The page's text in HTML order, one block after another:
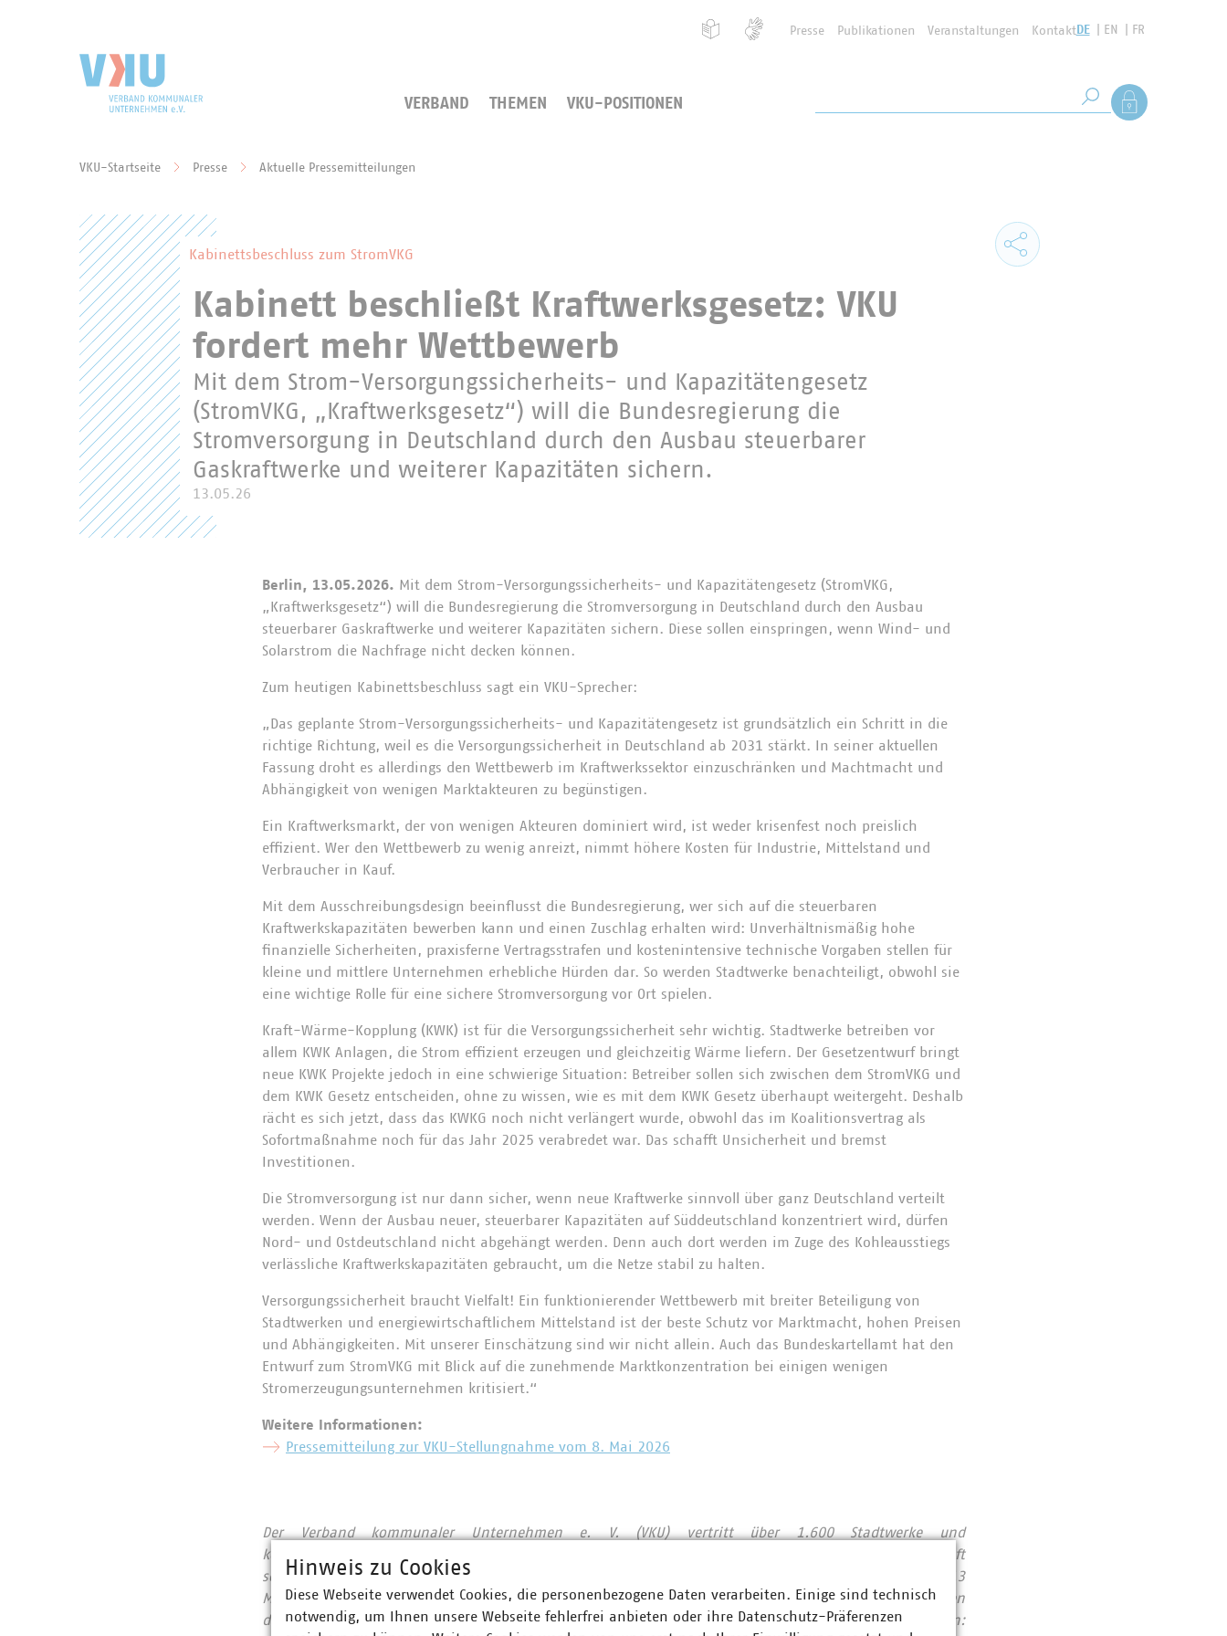
Presse Publikationen Veranstaltungen KontaktDE EN FR
VERBAND THEMEN VKU-POSITIONEN Suche starten
Als Mitglied
VKU-Startseite Presse Aktuelle Pressemitteilungen
Kabinettsbeschluss zum StromVKG
Kabinett beschließt Kraftwerksgesetz: VKU
fordert mehr Wettbewerb
Mit dem Strom-Versorgungssicherheits- und Kapazitätengesetz
(StromVKG, „Kraftwerksgesetz“) will die Bundesregierung die
Stromversorgung in Deutschland durch den Ausbau steuerbarer
Gaskraftwerke und weiterer Kapazitäten sichern.
13.05.26
Berlin, 13.05.2026. Mit dem Strom-Versorgungssicherheits- und Kapazitätengesetz (StromVKG,
„Kraftwerksgesetz“) will die Bundesregierung die Stromversorgung in Deutschland durch den Ausbau
steuerbarer Gaskraftwerke und weiterer Kapazitäten sichern. Diese sollen einspringen, wenn Wind- und
Solarstrom die Nachfrage nicht decken können.
Zum heutigen Kabinettsbeschluss sagt ein VKU-Sprecher:
„Das geplante Strom-Versorgungssicherheits- und Kapazitätengesetz ist grundsätzlich ein Schritt in die
richtige Richtung, weil es die Versorgungssicherheit in Deutschland ab 2031 stärkt. In seiner aktuellen
Fassung droht es allerdings den Wettbewerb im Kraftwerkssektor einzuschränken und Machtmacht und
Abhängigkeit von wenigen Marktakteuren zu begünstigen.
Ein Kraftwerksmarkt, der von wenigen Akteuren dominiert wird, ist weder krisenfest noch preislich
effizient. Wer den Wettbewerb zu wenig anreizt, nimmt höhere Kosten für Industrie, Mittelstand und
Verbraucher in Kauf.
Mit dem Ausschreibungsdesign beeinflusst die Bundesregierung, wer sich auf die steuerbaren
Kraftwerkskapazitäten bewerben kann und einen Zuschlag erhalten wird: Unverhältnismäßig hohe
finanzielle Sicherheiten, praxisferne Vertragsstrafen und kostenintensive technische Vorgaben stellen für
kleine und mittlere Unternehmen erhebliche Hürden dar. So werden Stadtwerke benachteiligt, obwohl sie
eine wichtige Rolle für eine sichere Stromversorgung vor Ort spielen.
Kraft-Wärme-Kopplung (KWK) ist für die Versorgungssicherheit sehr wichtig. Stadtwerke betreiben vor
allem KWK Anlagen, die Strom effizient erzeugen und gleichzeitig Wärme liefern. Der Gesetzentwurf bringt
neue KWK Projekte jedoch in eine schwierige Situation: Betreiber sollen sich zwischen dem StromVKG und
dem KWK Gesetz entscheiden, ohne zu wissen, wie es mit dem KWK Gesetz überhaupt weitergeht. Deshalb
rächt es sich jetzt, dass das KWKG noch nicht verlängert wurde, obwohl das im Koalitionsvertrag als
Sofortmaßnahme noch für das Jahr 2025 verabredet war. Das schafft Unsicherheit und bremst
Investitionen.
Die Stromversorgung ist nur dann sicher, wenn neue Kraftwerke sinnvoll über ganz Deutschland verteilt
werden. Wenn der Ausbau neuer, steuerbarer Kapazitäten auf Süddeutschland konzentriert wird, dürfen
Nord- und Ostdeutschland nicht abgehängt werden. Denn auch dort werden im Zuge des Kohleausstiegs
verlässliche Kraftwerkskapazitäten gebraucht, um die Netze stabil zu halten.
Versorgungssicherheit braucht Vielfalt! Ein funktionierender Wettbewerb mit breiter Beteiligung von
Stadtwerken und energiewirtschaftlichem Mittelstand ist der beste Schutz vor Marktmacht, hohen Preisen
und Abhängigkeiten. Mit unserer Einschätzung sind wir nicht allein. Auch das Bundeskartellamt hat den
Entwurf zum StromVKG mit Blick auf die zunehmende Marktkonzentration bei einigen wenigen
Stromerzeugungsunternehmen kritisiert.“
Weitere Informationen:
Pressemitteilung zur VKU-Stellungnahme vom 8. Mai 2026
Der Verband kommunaler Unternehmen e. V. (VKU) vertritt über 1.600 Stadtwerke und
kommunalwirtschaftliche Unternehmen in den Bereichen Energie, Wasser/Abwasser, Abfallwirtschaft
sowie Telekommunikation. Mit rund 319.000 Beschäftigten wurden 2023 Umsatzerlöse von über 213
Milliarden Euro erwirtschaftet und mehr als 19 Milliarden Euro investiert. Im Endkundensegment haben
die VKU-Mitgliedsunternehmen signifikante Marktanteile in zentralen Ver- und Entsorgungsbereichen:
Hinweis zu Cookies
Diese Webseite verwendet Cookies, die personenbezogene Daten verarbeiten. Einige sind technisch
notwendig, um Ihnen unsere Webseite fehlerfrei anbieten oder ihre Datenschutz-Präferenzen